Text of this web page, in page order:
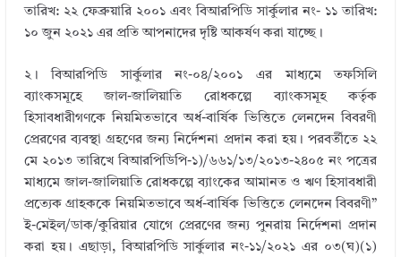
তারিখ: ২২ ফেব্রুয়ারি ২০০১ এবং বিআরপিডি সার্কুলার নং- ১১ তারিখ:
১০ জুন ২০২১ এর প্রতি আপনাদের দৃষ্টি আকর্ষণ করা যাচ্ছে।
২। বিআরপিডি সার্কুলার নং-০৪/২০০১ এর মাধ্যমে তফসিলি
ব্যাংকসমূহে জাল-জালিয়াতি রােধকল্পে ব্যাংকসমূহ কর্তৃক
হিসাবধারীগণকে নিয়মিতভাবে অর্ধ-বার্ষিক ভিত্তিতে লেনদেন বিবরণী
প্রেরণের ব্যবস্থা গ্রহণের জন্য নির্দেশনা প্রদান করা হয়। পরবর্তীতে ২২
মে ২০১৩ তারিখে বিআরপিডিপি-১)/৬৬১/১৩/২০১৩-২৪০৫ নং পত্রের
মাধ্যমে জাল-জালিয়াতি রােধকল্পে ব্যাংকের আমানত ও ঋণ হিসাবধারী
প্রত্যেক গ্রাহককে নিয়মিতভাবে অর্ধ-বার্ষিক ভিত্তিতে লেনদেন বিবরণী”
ই-মেইল/ডাক/কুরিয়ার যােগে প্রেরণের জন্য পুনরায় নির্দেশনা প্রদান
করা হয়। এছাড়া, বিআরপিডি সার্কুলার নং-১১/২০২১ এর ০৩(ঘ)(১)